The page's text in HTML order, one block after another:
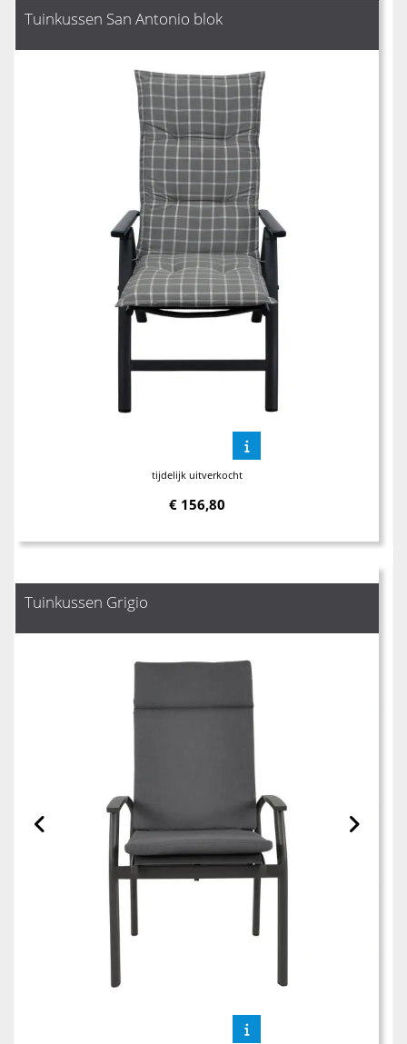
Tuinkussen San Antonio blok
tijdelijk uitverkocht
€ 156,80
Tuinkussen Grigio